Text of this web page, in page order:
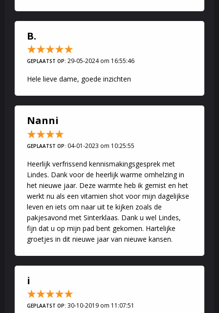
B.
GEPLAATST OP: 29-05-2024 om 16:55:46
Hele lieve dame, goede inzichten
Nanni
GEPLAATST OP: 04-01-2023 om 10:25:55
Heerlijk verfrissend kennismakingsgesprek met
Lindes. Dank voor de heerlijk warme omhelzing in
het nieuwe jaar. Deze warmte heb ik gemist en het
werkt nu als een vitamien shot voor mijn dagelijkse
leven en iets om naar uit te kijken zoals de
pakjesavond met Sinterklaas. Dank u wel Lindes,
fijn dat u op mijn pad bent gekomen. Hartelijke
groetjes in dit nieuwe jaar van nieuwe kansen.
i
GEPLAATST OP: 30-10-2019 om 11:07:51